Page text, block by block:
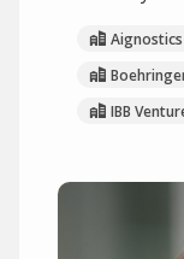
Aignostics
IBB